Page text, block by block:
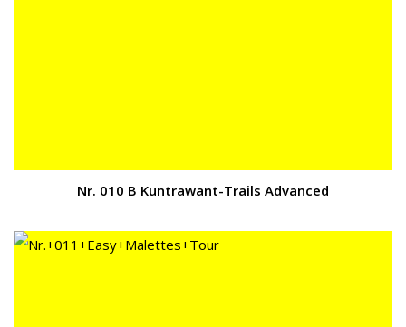
Nr. 010 B Kuntrawant-Trails Advanced